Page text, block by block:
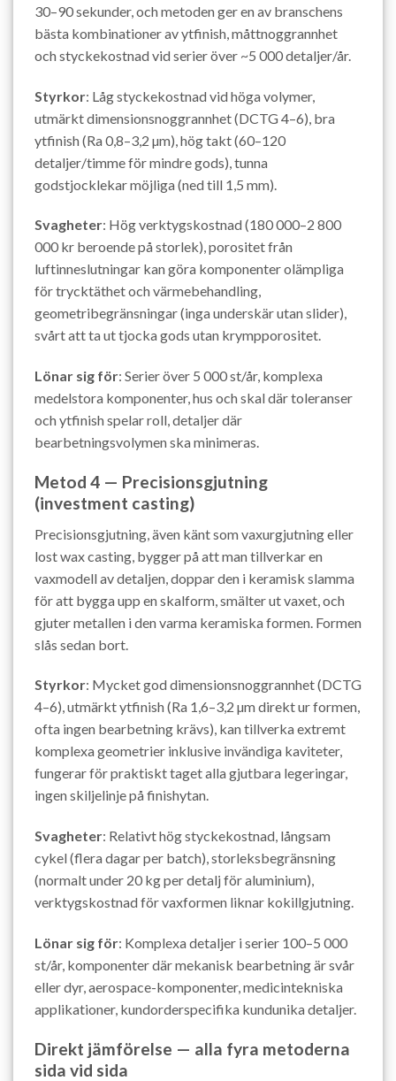
30–90 sekunder, och metoden ger en av branschens
bästa kombinationer av ytfinish, måttnoggrannhet
och styckekostnad vid serier över ~5 000 detaljer/år.
Styrkor: Låg styckekostnad vid höga volymer,
utmärkt dimensionsnoggrannhet (DCTG 4–6), bra
ytfinish (Ra 0,8–3,2 µm), hög takt (60–120
detaljer/timme för mindre gods), tunna
godstjocklekar möjliga (ned till 1,5 mm).
Svagheter: Hög verktygskostnad (180 000–2 800
000 kr beroende på storlek), porositet från
luftinneslutningar kan göra komponenter olämpliga
för trycktäthet och värmebehandling,
geometribegränsningar (inga underskär utan slider),
svårt att ta ut tjocka gods utan krympporositet.
Lönar sig för: Serier över 5 000 st/år, komplexa
medelstora komponenter, hus och skal där toleranser
och ytfinish spelar roll, detaljer där
bearbetningsvolymen ska minimeras.
Metod 4 — Precisionsgjutning
(investment casting)
Precisionsgjutning, även känt som vaxurgjutning eller
lost wax casting, bygger på att man tillverkar en
vaxmodell av detaljen, doppar den i keramisk slamma
för att bygga upp en skalform, smälter ut vaxet, och
gjuter metallen i den varma keramiska formen. Formen
slås sedan bort.
Styrkor: Mycket god dimensionsnoggrannhet (DCTG
4–6), utmärkt ytfinish (Ra 1,6–3,2 µm direkt ur formen,
ofta ingen bearbetning krävs), kan tillverka extremt
komplexa geometrier inklusive invändiga kaviteter,
fungerar för praktiskt taget alla gjutbara legeringar,
ingen skiljelinje på finishytan.
Svagheter: Relativt hög styckekostnad, långsam
cykel (flera dagar per batch), storleksbegränsning
(normalt under 20 kg per detalj för aluminium),
verktygskostnad för vaxformen liknar kokillgjutning.
Lönar sig för: Komplexa detaljer i serier 100–5 000
st/år, komponenter där mekanisk bearbetning är svår
eller dyr, aerospace-komponenter, medicintekniska
applikationer, kundorderspecifika kundunika detaljer.
Direkt jämförelse — alla fyra metoderna
sida vid sida